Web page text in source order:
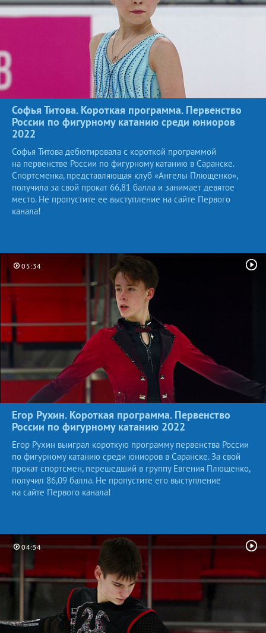
Софья Титова. Короткая программа. Первенство
России по фигурному катанию среди юниоров
2022
Софья Титова дебютировала с короткой программой
на первенстве России по фигурному катанию в Саранске.
Спортсменка, представляющая клуб «Ангелы Плющенко»,
получила за свой прокат 66,81 балла и занимает девятое
место. Не пропустите ее выступление на сайте Первого
канала!
05:34
Егор Рухин. Короткая программа. Первенство
России по фигурному катанию 2022
Егор Рухин выиграл короткую программу первенства России
по фигурному катанию среди юниоров в Саранске. За свой
прокат спортсмен, перешедший в группу Евгения Плющенко,
получил 86,09 балла. Не пропустите его выступление
на сайте Первого канала!
04:54